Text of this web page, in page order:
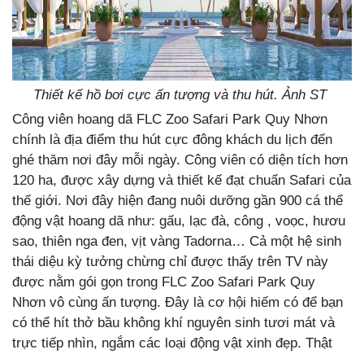
Thiết kế hồ bơi cực ấn tượng và thu hút. Ảnh ST
Công viên hoang dã FLC Zoo Safari Park Quy Nhơn
chính là địa điểm thu hút cực đông khách du lịch đến
ghé thăm nơi đây mỗi ngày. Công viên có diện tích hơn
120 ha, được xây dựng và thiết kế đạt chuẩn Safari của
thế giới. Nơi đây hiện đang nuôi dưỡng gần 900 cá thể
động vật hoang dã như: gấu, lạc đà, công , voọc, hươu
sao, thiên nga đen, vịt vàng Tadorna… Cả một hệ sinh
thái diệu kỳ tưởng chừng chỉ được thấy trên TV này
được nằm gói gọn trong FLC Zoo Safari Park Quy
Nhơn vô cùng ấn tượng. Đây là cơ hội hiếm có để bạn
có thể hít thở bầu không khí nguyên sinh tươi mát và
trực tiếp nhìn, ngắm các loại động vật xinh đẹp. Thật